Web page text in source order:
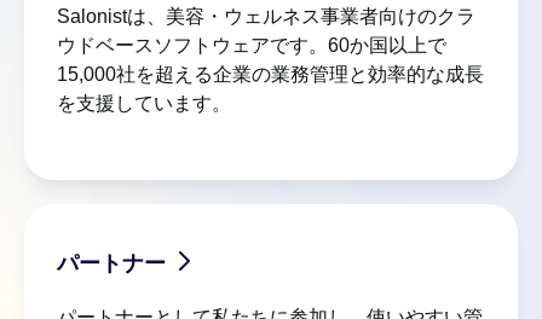
Salonistは、美容・ウェルネス事業者向けのクラ
ウドベースソフトウェアです。60か国以上で
15,000社を超える企業の業務管理と効率的な成長
を支援しています。
パートナー